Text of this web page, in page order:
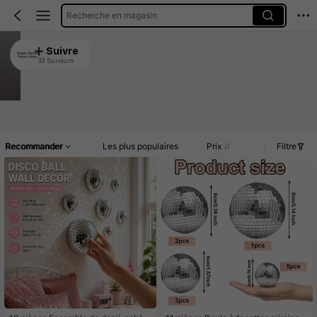
Recherche en magasin
Dragon Dances Phoenix Soars
4.87
Suivre
33 Suiveurs
Recommander Les plus populaires Prix Filtre